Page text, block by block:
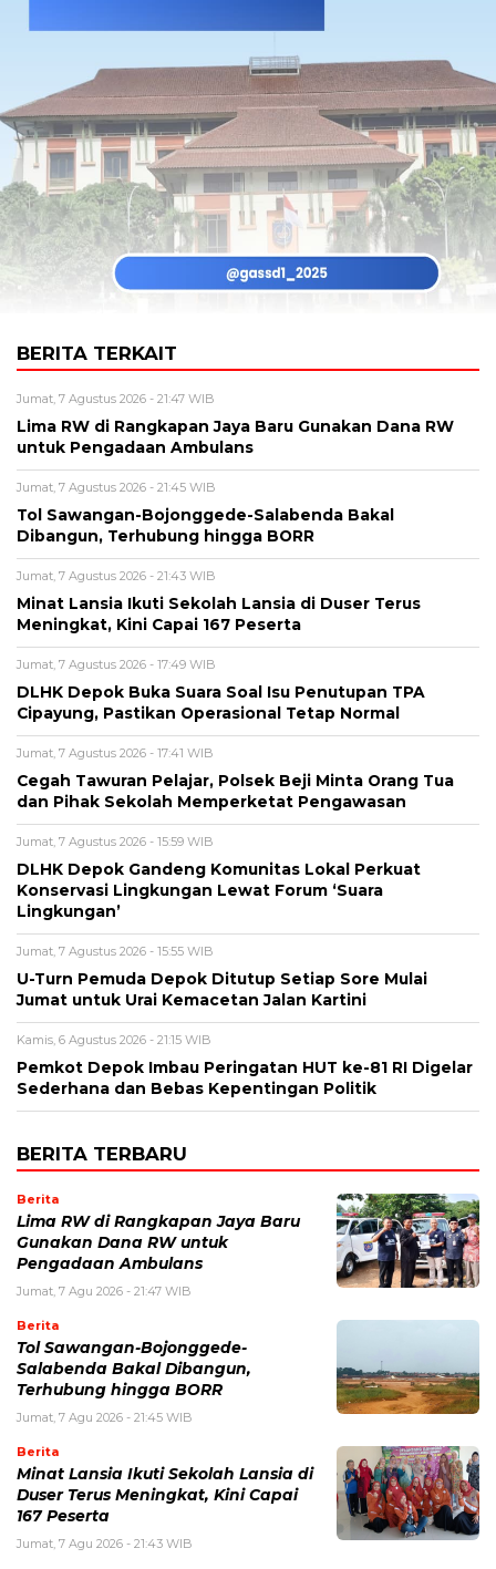
BERITA TERKAIT
Jumat, 7 Agustus 2026 - 21:47 WIB
Lima RW di Rangkapan Jaya Baru Gunakan Dana RW
untuk Pengadaan Ambulans
Jumat, 7 Agustus 2026 - 21:45 WIB
Tol Sawangan-Bojonggede-Salabenda Bakal
Dibangun, Terhubung hingga BORR
Jumat, 7 Agustus 2026 - 21:43 WIB
Minat Lansia Ikuti Sekolah Lansia di Duser Terus
Meningkat, Kini Capai 167 Peserta
Jumat, 7 Agustus 2026 - 17:49 WIB
DLHK Depok Buka Suara Soal Isu Penutupan TPA
Cipayung, Pastikan Operasional Tetap Normal
Jumat, 7 Agustus 2026 - 17:41 WIB
Cegah Tawuran Pelajar, Polsek Beji Minta Orang Tua
dan Pihak Sekolah Memperketat Pengawasan
Jumat, 7 Agustus 2026 - 15:59 WIB
DLHK Depok Gandeng Komunitas Lokal Perkuat
Konservasi Lingkungan Lewat Forum ‘Suara
Lingkungan’
Jumat, 7 Agustus 2026 - 15:55 WIB
U-Turn Pemuda Depok Ditutup Setiap Sore Mulai
Jumat untuk Urai Kemacetan Jalan Kartini
Kamis, 6 Agustus 2026 - 21:15 WIB
Pemkot Depok Imbau Peringatan HUT ke-81 RI Digelar
Sederhana dan Bebas Kepentingan Politik
BERITA TERBARU
Berita
Lima RW di Rangkapan Jaya Baru
Gunakan Dana RW untuk
Pengadaan Ambulans
Jumat, 7 Agu 2026 - 21:47 WIB
Berita
Tol Sawangan-Bojonggede-
Salabenda Bakal Dibangun,
Terhubung hingga BORR
Jumat, 7 Agu 2026 - 21:45 WIB
Berita
Minat Lansia Ikuti Sekolah Lansia di
Duser Terus Meningkat, Kini Capai
167 Peserta
Jumat, 7 Agu 2026 - 21:43 WIB